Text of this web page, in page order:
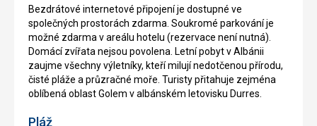
Bezdrátové internetové připojení je dostupné ve
společných prostorách zdarma. Soukromé parkování je
možné zdarma v areálu hotelu (rezervace není nutná).
Domácí zvířata nejsou povolena. Letní pobyt v Albánii
zaujme všechny výletníky, kteří milují nedotčenou přírodu,
čisté pláže a průzračné moře. Turisty přitahuje zejména
oblíbená oblast Golem v albánském letovisku Durres.
Pláž